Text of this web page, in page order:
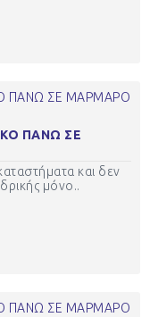
ΠΑΝΩ ΣΕ
και δεν
μόνο..